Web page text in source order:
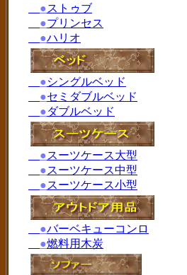
●ストゥブ
●プリンセス
●ハリオ
●シングルベッド
●セミダブルベッド
●ダブルベッド
●スーツケース大型
●スーツケース中型
●スーツケース小型
●バーベキューコンロ
●燃料用木炭